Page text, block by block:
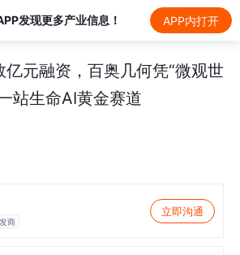
发现更多产业信息！ APP内打开
亿元融资，百奥几何凭“微观世
站生命AI黄金赛道
商
立即沟通